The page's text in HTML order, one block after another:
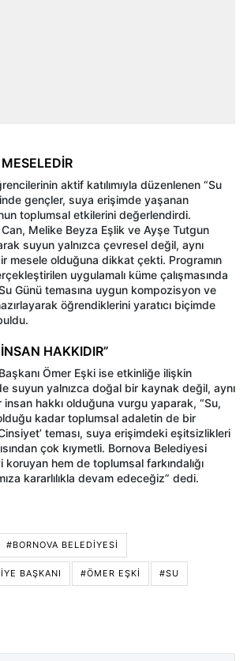
aktif katılımıyla düzenlenen “Su
gençler, suya erişimde yaşanan
toplumsal etkilerini değerlendirdi.
Melike Beyza Eşlik ve Ayşe Tutgun
suyun yalnızca çevresel değil, aynı
mesele olduğuna dikkat çekti. Programın
uygulamalı küme çalışmasında
Günü temasına uygun kompozisyon ve
öğrendiklerini yaratıcı biçimde
HAKKIDIR”
Ömer Eşki ise etkinliğe ilişkin
suyun yalnızca doğal bir kaynak değil, aynı
hakkı olduğuna vurgu yaparak, “Su,
kadar toplumsal adaletin de bir
Cinsiyet’ teması, suya erişimdeki eşitsizlikleri
çok kıymetli. Bornova Belediyesi
hem de toplumsal farkındalığı
kararlılıkla devam edeceğiz” dedi.
#BORNOVA BELEDIYESI
BAŞKANI #ÖMER EŞKI #SU